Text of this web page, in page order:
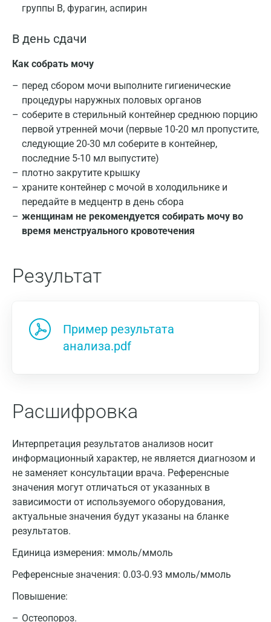
группы В, фурагин, аспирин
В день сдачи
Как собрать мочу
перед сбором мочи выполните гигиенические
процедуры наружных половых органов
соберите в стерильный контейнер среднюю порцию
первой утренней мочи (первые 10-20 мл пропустите,
следующие 20-30 мл соберите в контейнер,
последние 5-10 мл выпустите)
плотно закрутите крышку
храните контейнер с мочой в холодильнике и
передайте в медцентр в день сбора
женщинам не рекомендуется собирать мочу во
время менструального кровотечения
Результат
Пример результата
анализа.pdf
Расшифровка
Интерпретация результатов анализов носит
информационный характер, не является диагнозом и
не заменяет консультации врача. Референсные
значения могут отличаться от указанных в
зависимости от используемого оборудования,
актуальные значения будут указаны на бланке
результатов.
Единица измерения: ммоль/ммоль
Референсные значения: 0.03-0.93 ммоль/ммоль
Повышение:
Остеопороз.